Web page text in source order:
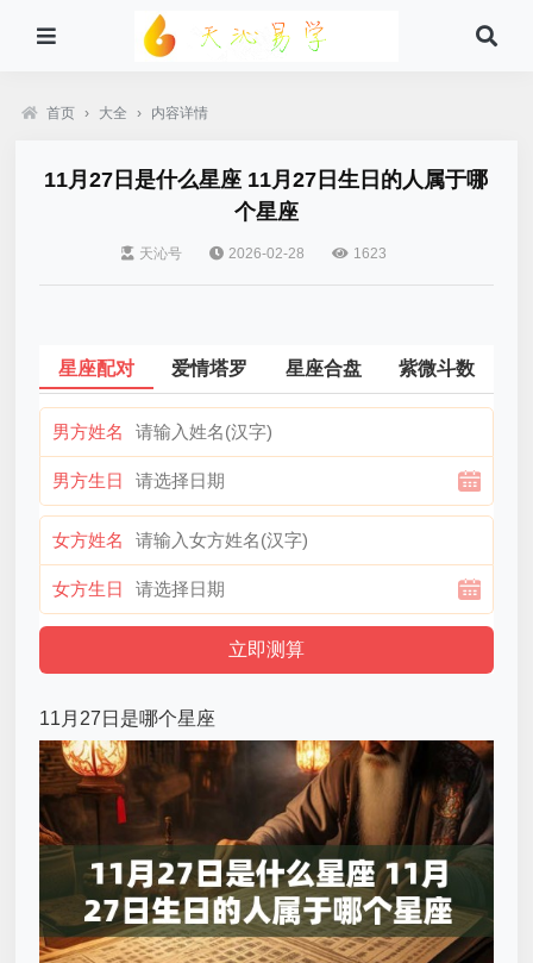
首页 › 大全 › 内容详情
11月27日是什么星座 11月27日生日的人属于哪
个星座
天沁号 2026-02-28 1623
星座配对 爱情塔罗 星座合盘 紫微斗数
男方姓名
男方生日
女方姓名
女方生日
11月27日是哪个星座